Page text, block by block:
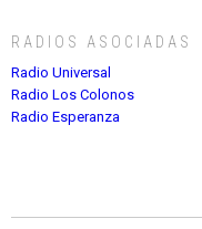
RADIOS ASOCIADAS
Radio Universal
Radio Los Colonos
Radio Esperanza